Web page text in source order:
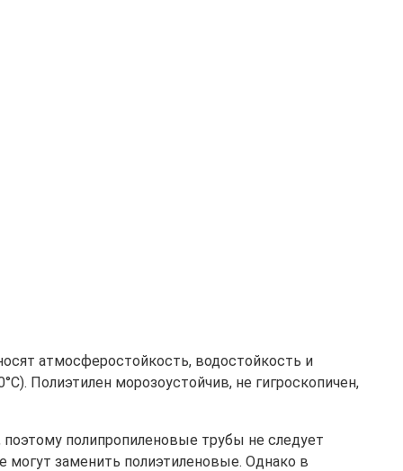
атмосферостойкость, водостойкость и
Полиэтилен морозоустойчив, не гигроскопичен,
полипропиленовые трубы не следует
могут заменить полиэтиленовые. Однако в